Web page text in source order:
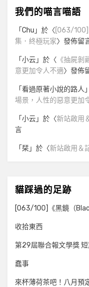
我們的喵言喵語
「Chu 」於〈 [063/100]
集．終極玩家〉發佈留
「小云」於〈 《抽屍
意更加令人不適〉發佈
「看過原著小說的路人
場景，人性的惡意更加
「小云」於〈新站啟用
言
「栞」於〈新站啟用＆
貓踩過的足跡
[063/100]《黑鏡（
收拾東西
第29屆聯合報文學獎
蠢事
來杯薄荷茶吧！八月預